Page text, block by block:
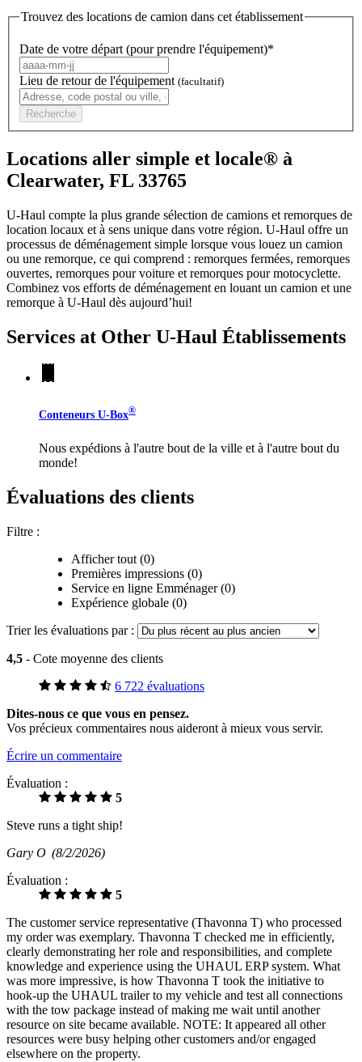
Trouvez des locations de camion dans cet établissement
Date de votre départ (pour prendre l'équipement)*
Lieu de retour de l'équipement (facultatif)
Recherche
Locations aller simple et locale® à
Clearwater, FL 33765
U-Haul compte la plus grande sélection de camions et remorques de
location locaux et à sens unique dans votre région. U-Haul offre un
processus de déménagement simple lorsque vous louez un camion
ou une remorque, ce qui comprend : remorques fermées, remorques
ouvertes, remorques pour voiture et remorques pour motocyclette.
Combinez vos efforts de déménagement en louant un camion et une
remorque à U-Haul dès aujourd’hui!
Services at Other U-Haul Établissements
Conteneurs U-Box®
Nous expédions à l'autre bout de la ville et à l'autre bout du
monde!
Évaluations des clients
Filtre :
Afficher tout (0)
Premières impressions (0)
Service en ligne Emménager (0)
Expérience globale (0)
Trier les évaluations par :
4,5 - Cote moyenne des clients
6 722 évaluations
Dites-nous ce que vous en pensez.
Vos précieux commentaires nous aideront à mieux vous servir.
Écrire un commentaire
Évaluation :
5
Steve runs a tight ship!
Gary O (8/2/2026)
Évaluation :
5
The customer service representative (Thavonna T) who processed
my order was exemplary. Thavonna T checked me in efficiently,
clearly demonstrating her role and responsibilities, and complete
knowledge and experience using the UHAUL ERP system. What
was more impressive, is how Thavonna T took the initiative to
hook-up the UHAUL trailer to my vehicle and test all connections
with the tow package instead of making me wait until another
resource on site became available. NOTE: It appeared all other
resources were busy helping other customers and/or engaged
elsewhere on the property.